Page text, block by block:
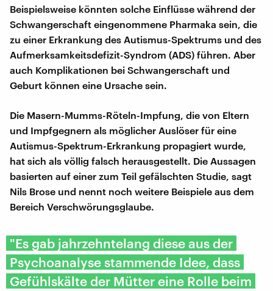
Beispielsweise könnten solche Einflüsse während der
Schwangerschaft eingenommene Pharmaka sein, die
zu einer Erkrankung des Autismus-Spektrums und des
Aufmerksamkeitsdefizit-Syndrom (ADS) führen. Aber
auch Komplikationen bei Schwangerschaft und
Geburt können eine Ursache sein.
Die Masern-Mumms-Röteln-Impfung, die von Eltern
und Impfgegnern als möglicher Auslöser für eine
Autismus-Spektrum-Erkrankung propagiert wurde,
hat sich als völlig falsch herausgestellt. Die Aussagen
basierten auf einer zum Teil gefälschten Studie, sagt
Nils Brose und nennt noch weitere Beispiele aus dem
Bereich Verschwörungsglaube.
"Es gab jahrzehntelang diese aus der
Psychoanalyse stammende Idee, dass
Gefühlskälte der Mütter eine Rolle beim